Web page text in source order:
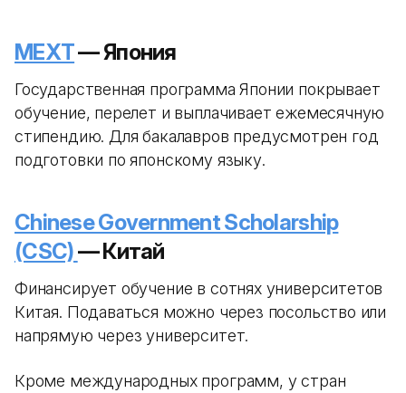
MEXT— Япония
Государственная программа Японии покрывает
обучение, перелет и выплачивает ежемесячную
стипендию. Для бакалавров предусмотрен год
подготовки по японскому языку.
Chinese Government Scholarship
(CSC)— Китай
Финансирует обучение в сотнях университетов
Китая. Подаваться можно через посольство или
напрямую через университет.
Кроме международных программ, у стран